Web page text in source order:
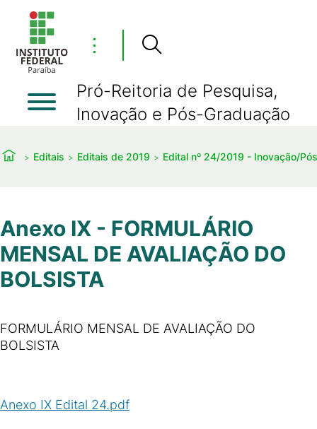
⋮
Pró-Reitoria de Pesquisa,
Inovação e Pós-Graduação
Editais Editais de 2019 Edital nº 24/2019 - Inovação/
Anexo IX - FORMULÁRIO
MENSAL DE AVALIAÇÃO DO
BOLSISTA
FORMULÁRIO MENSAL DE AVALIAÇÃO DO
BOLSISTA
Anexo IX Edital 24.pdf